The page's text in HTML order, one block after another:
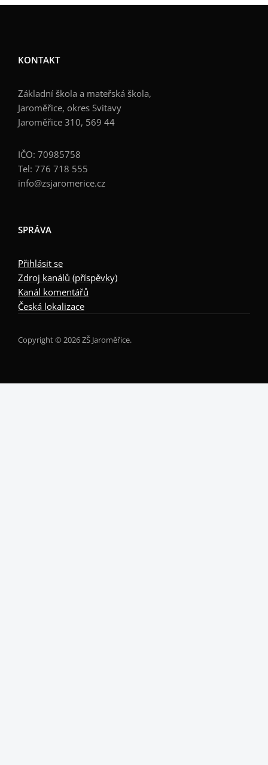
KONTAKT
Základní škola a mateřská škola,
Jaroměřice, okres Svitavy
Jaroměřice 310, 569 44
IČO: 70985758
Tel: 776 718 555
info@zsjaromerice.cz
SPRÁVA
Přihlásit se
Zdroj kanálů (příspěvky)
Kanál komentářů
Česká lokalizace
Copyright © 2026 ZŠ Jaroměřice.